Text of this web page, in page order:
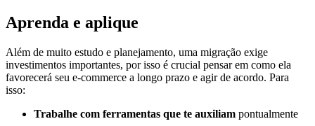
Aprenda e aplique
Além de muito estudo e planejamento, uma migração exige
investimentos importantes, por isso é crucial pensar em como ela
favorecerá seu e-commerce a longo prazo e agir de acordo. Para
isso:
Trabalhe com ferramentas que te auxiliam pontualmente